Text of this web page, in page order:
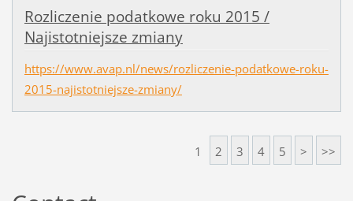
Rozliczenie podatkowe roku 2015 /
Najistotniejsze zmiany
https://www.avap.nl/news/rozliczenie-podatkowe-roku-
2015-najistotniejsze-zmiany/
1 2 3 4 5 > >>